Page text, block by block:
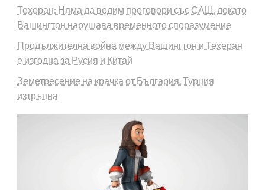
Техеран: Няма да водим преговори със САЩ, докато
Вашингтон нарушава временното споразумение
Продължителна война между Вашингтон и Техеран
е изгодна за Русия и Китай
Земетресение на крачка от България. Турция
изтръпна